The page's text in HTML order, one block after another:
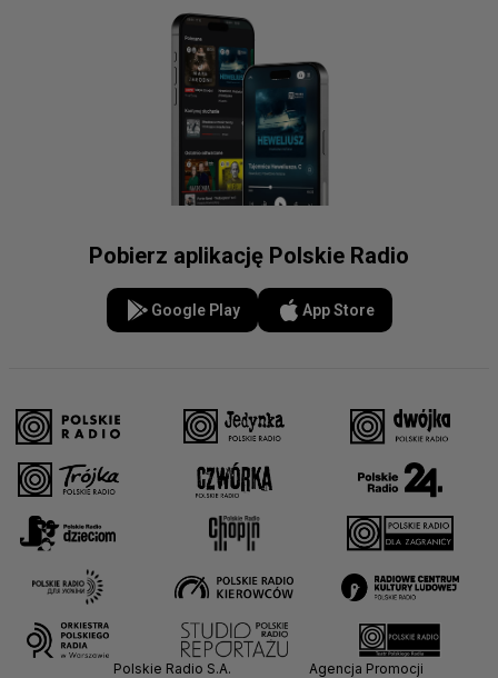
Pobierz aplikację Polskie Radio
Google Play App Store
Polskie Radio S.A.
Agencja Promocji